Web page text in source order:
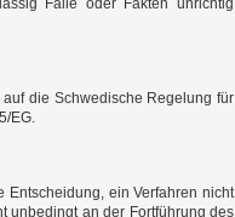
Fälle oder Fakten unrichtig
die Schwedische Regelung für
EG.
Entscheidung, ein Verfahren nicht
unbedingt an der Fortführung des